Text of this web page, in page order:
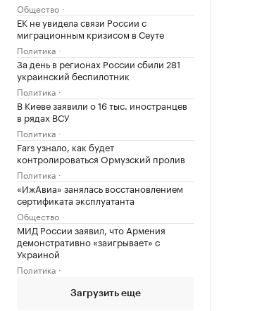
Общество
ЕК не увидела связи России с
миграционным кризисом в Сеуте
Политика
За день в регионах России сбили 281
украинский беспилотник
Политика
В Киеве заявили о 16 тыс. иностранцев
в рядах ВСУ
Политика
Fars узнало, как будет
контролироваться Ормузский пролив
Политика
«ИжАвиа» занялась восстановлением
сертификата эксплуатанта
Общество
МИД России заявил, что Армения
демонстративно «заигрывает» с
Украиной
Политика
Загрузить еще